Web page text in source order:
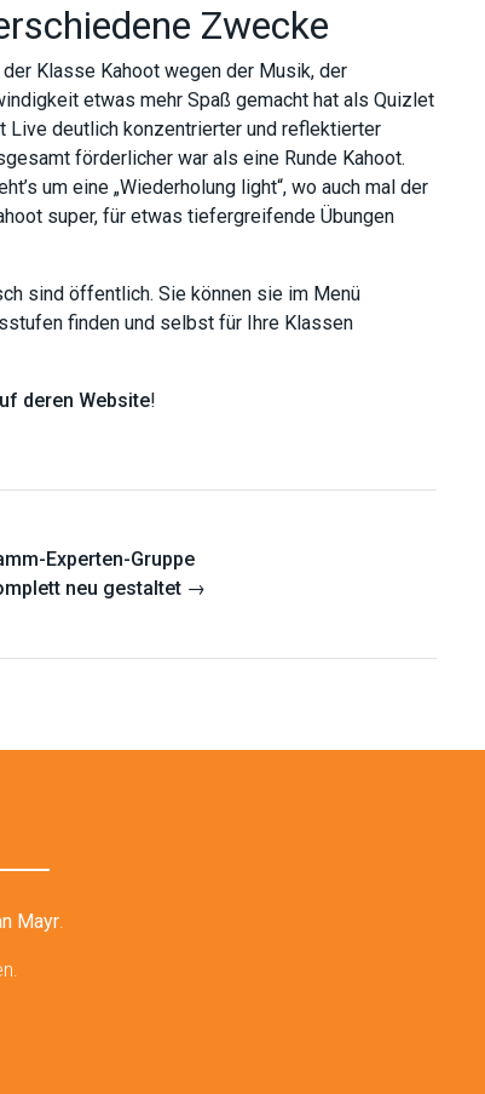
Zwecke
Klasse Kahoot wegen der Musik, der
etwas mehr Spaß gemacht hat als Quizlet
deutlich konzentrierter und reflektierter
förderlicher war als eine Runde Kahoot.
um eine „Wiederholung light“, wo auch mal der
super, für etwas tiefergreifende Übungen
sind öffentlich. Sie können sie im Menü
finden und selbst für Ihre Klassen
deren Website!
Experten-Gruppe
neu gestaltet →
Mayr